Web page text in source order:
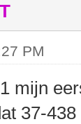
PM
mijn
37-